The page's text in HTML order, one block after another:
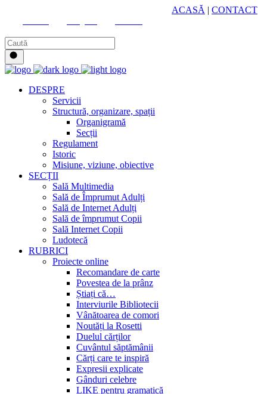
ACASĂ | CONTACT
DESPRE
Servicii
Structură, organizare, spații
Organigramă
Secții
Regulament
Istoric
Misiune, viziune, obiective
SECȚII
Sală Multimedia
Sală de Împrumut Adulți
Sală de Internet Adulți
Sală de împrumut Copii
Sală Internet Copii
Ludotecă
RUBRICI
Proiecte online
Recomandare de carte
Povestea de la prânz
Știați că…
Interviurile Bibliotecii
Vânătoarea de comori
Noutăți la Rosetti
Duelul cărților
Cuvântul săptămânii
Cărți care te inspiră
Expresii explicate
Gânduri celebre
LIKE pentru gramatică